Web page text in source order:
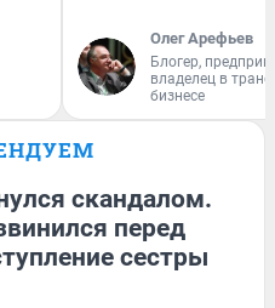
Олег Арефьев
Блогер,
владелец в
бизнесе
скандалом.
перед
сестры